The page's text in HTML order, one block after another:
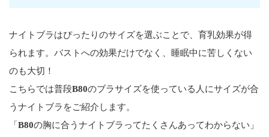
ナイトブラはぴったりのサイズを選ぶことで、育乳効果が得
られます。バストへの効果だけでなく、睡眠中に苦しくない
のも大切！
こちらでは普段B80のブラサイズを使っている人にサイズが合
うナイトブラをご紹介します。
「 B80の胸に合うナイトブラってたくさんあってわからない」